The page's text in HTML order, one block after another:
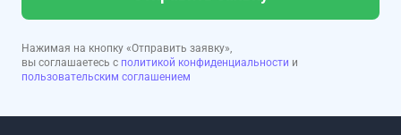
Нажимая на кнопку «Отправить заявку»,
вы соглашаетесь с политикой конфиденциальности и
пользовательским соглашением